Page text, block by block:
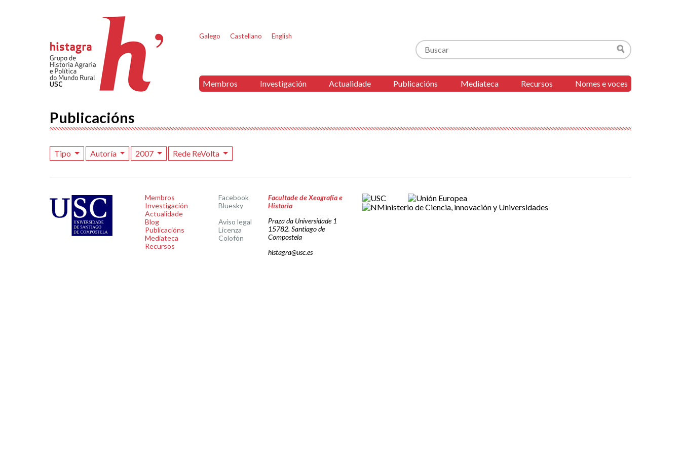
Galego Castellano English
Buscar
Buscar
Membros Investigación Actualidade Publicacións Mediateca Recursos Nomes e voces
Publicacións
Tipo Autoría 2007 Rede ReVolta
Membros
Investigación
Actualidade
Blog
Publicacións
Mediateca
Recursos
Facebook
Bluesky
Aviso legal
Licenza
Colofón
Facultade de Xeografía e
Historia
Praza da Universidade 1
15782. Santiago de
Compostela
histagra@usc.es